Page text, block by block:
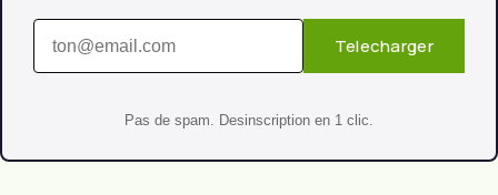
Telecharger
Pas de spam. Desinscription en 1 clic.